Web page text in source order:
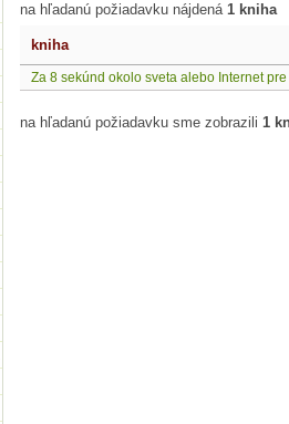
na hľadanú požiadavku nájdená 1 kniha
kniha
Za 8 sekúnd okolo sveta alebo Internet
na hľadanú požiadavku sme zobrazili 1